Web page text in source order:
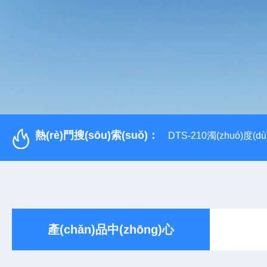
熱(rè)門搜(sōu)索(suǒ)： DTS-210濁(zhuó)度
產(chǎn)品中(zhōng)心